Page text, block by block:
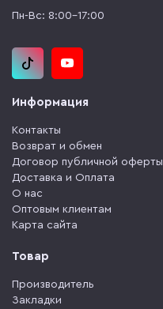
Пн-Вс: 8:00-17:00
Информация
Контакты
Возврат и обмен
Договор публичной оферты
Доставка и Оплата
О нас
Оптовым клиентам
Карта сайта
Товар
Производитель
Закладки